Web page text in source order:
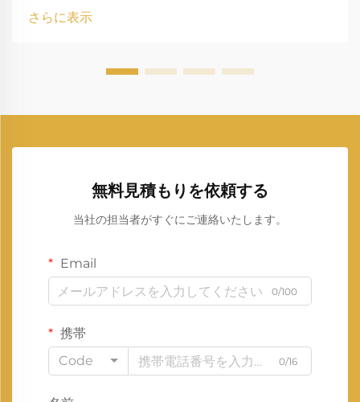
ることなく運転を続けることを保証しています。そのような
中で...
さらに表示
無料見積もりを依頼する
当社の担当者がすぐにご連絡いたします。
Email
0/100
携帯
Code
0/16